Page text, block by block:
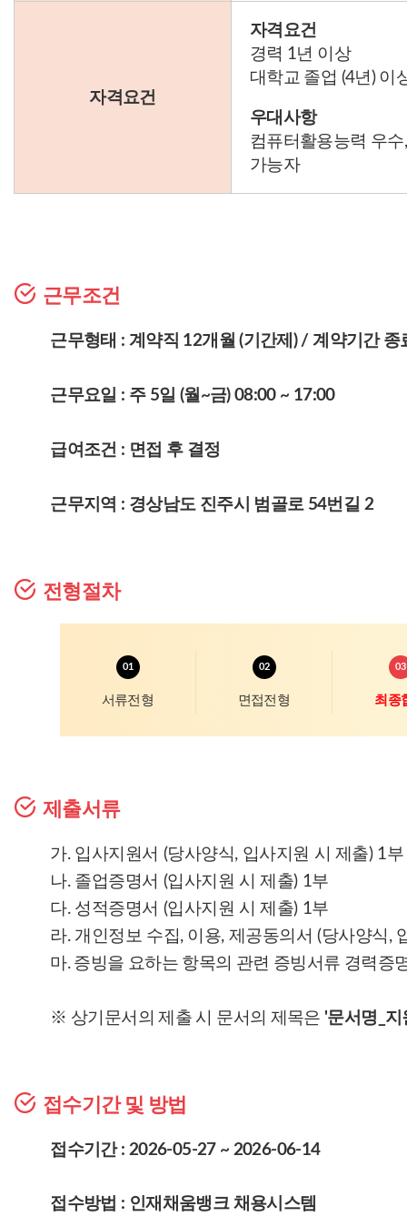
자격요건
자격요건
경력 1년 이상
대학교 졸업 (4년) 이
우대사항
컴퓨터활용능력 우
가능자
근무조건
근무형태 : 계약직 12개월 (기간제) / 계약기간 종
근무요일 : 주 5일 (월~금) 08:00 ~ 17:00
급여조건 : 면접 후 결정
근무지역 : 경상남도 진주시 범골로 54번길 2
전형절차
서류전형 면접전형 최종
제출서류
가. 입사지원서 (당사양식, 입사지원 시 제출) 1부
나. 졸업증명서 (입사지원 시 제출) 1부
다. 성적증명서 (입사지원 시 제출) 1부
라. 개인정보 수집, 이용, 제공동의서 (당사양식,
마. 증빙을 요하는 항목의 관련 증빙서류 경력증
※ 상기문서의 제출 시 문서의 제목은 '문서명_
접수기간 및 방법
접수기간 : 2026-05-27 ~ 2026-06-14
접수방법 : 인재채움뱅크 채용시스템